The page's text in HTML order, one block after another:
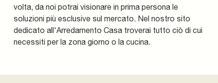
volta, da noi potrai visionare in prima persona le
soluzioni più esclusive sul mercato. Nel nostro sito
dedicato all'Arredamento Casa troverai tutto ciò di cui
necessiti per la zona giorno o la cucina.